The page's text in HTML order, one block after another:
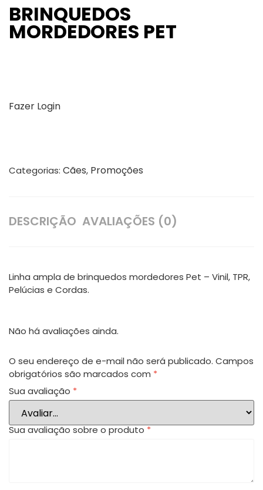
BRINQUEDOS
MORDEDORES PET
Fazer Login
Categorias: Cães, Promoções
DESCRIÇÃO AVALIAÇÕES (0)
Linha ampla de brinquedos mordedores Pet – Vinil, TPR,
Pelúcias e Cordas.
Não há avaliações ainda.
O seu endereço de e-mail não será publicado. Campos
obrigatórios são marcados com *
Sua avaliação *
Sua avaliação sobre o produto *